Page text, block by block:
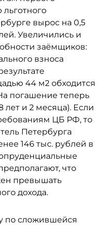
вырос на 0,5
Увеличились и
заёмщиков:
взноса
44 м2 обходится
погашение теперь
лет и 2 месяца). Если
ЦБ РФ, то
Петербурга
146 тыс. рублей в
что
превышать
дохода.
по сложившейся